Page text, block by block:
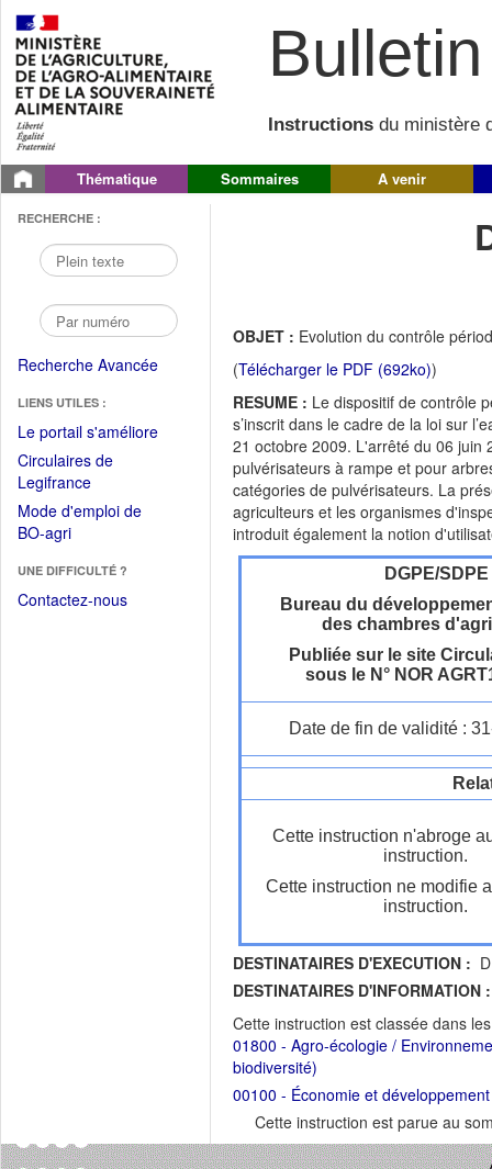
Instructions du ministère
Thématique Sommaires A venir
RECHERCHE :
Recherche Avancée
LIENS UTILES :
Le portail s'améliore(Fichier
Circulaires de
Legifrance(Ouvrir
dans
une
fenêtre)
Mode d'emploi de
BO-agri(Ouvrir
une
nouvelle
UNE DIFFICULTÉ ?
Contactez-nous
OBJET : Evolution du contrôle
(Télécharger le PDF (692ko))
RESUME : Le dispositif de contrôle
s’inscrit dans le cadre de la loi sur
21 octobre 2009. L'arrêté du 06 juin
pulvérisateurs à rampe et pour
catégories de pulvérisateurs. La
agriculteurs et les organismes
introduit également la notion
DGPE/SDPE
Bureau du
des chambres
Publiée sur le site
sous le N° NOR
Date de fin de validité :
Cette instruction n'abroge
instruction.
Cette instruction ne modifie
instruction.
DESTINATAIRES D'EXECUTION :
DESTINATAIRES D'INFORMATION :
Cette instruction est classée dans
01800 - Agro-écologie /
biodiversité)
00100 - Économie et
Cette instruction est parue au